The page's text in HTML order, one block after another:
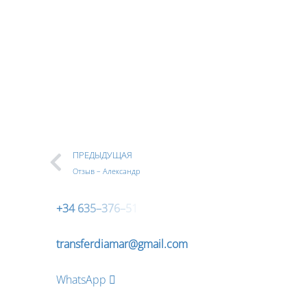
ПРЕДЫДУЩАЯ
Отзыв – Александр
+34 635–376–5
transferdiamar@gmail.com
WhatsApp